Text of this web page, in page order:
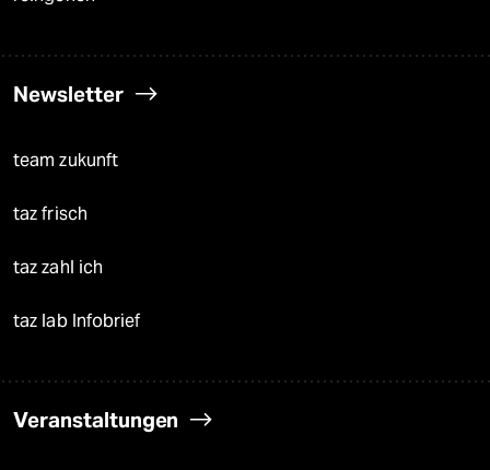
Newsletter
team zukunft
taz frisch
taz zahl ich
taz lab Infobrief
Veranstaltungen